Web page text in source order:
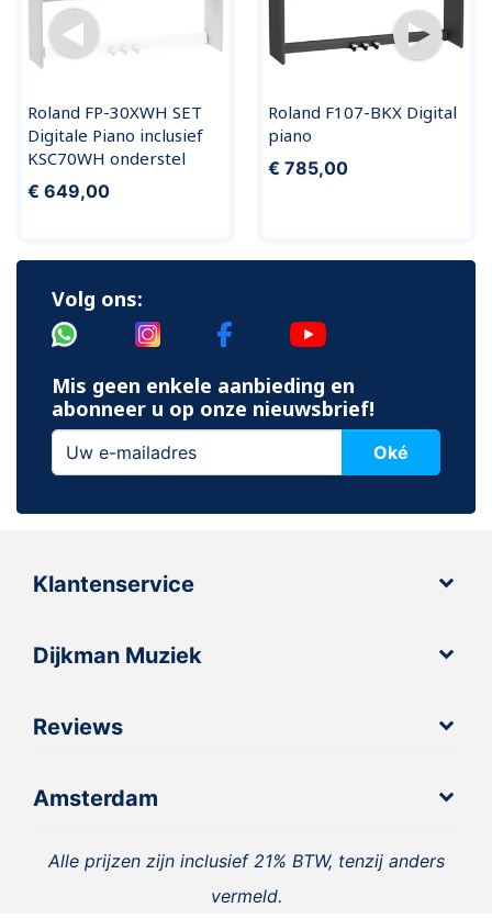
Roland FP-30XWH SET
Digitale Piano inclusief
KSC70WH onderstel
€ 649,00
Roland F107-BKX Digital
piano
€ 785,00
Volg ons:
Mis geen enkele aanbieding en
abonneer u op onze nieuwsbrief!
Oké
Klantenservice
Dijkman Muziek
Reviews
Amsterdam
Alle prijzen zijn inclusief 21% BTW, tenzij anders
vermeld.